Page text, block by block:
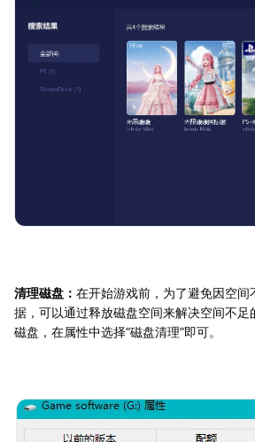
清理磁盘： 在开始游戏前，为了避免因空间
据，可以通过释放磁盘空间来解决空间不足
磁盘，在属性中选择“磁盘清理”即可。